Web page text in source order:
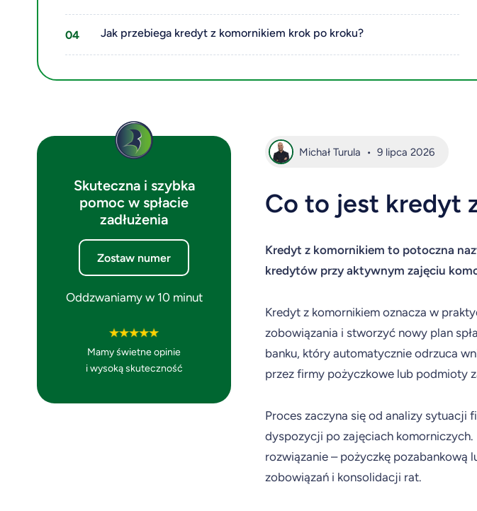
Jak przebiega kredyt z komornikiem krok po kroku?
Skuteczna i szybka
pomoc w spłacie
zadłużenia
Zostaw numer
Oddzwaniamy w 10 minut
Mamy świetne opinie
i wysoką skuteczność
Michał Turula • 9 lipca 2026
Co to jest kredyt
Kredyt z komornikiem to potoczna
kredytów przy aktywnym zajęciu
Kredyt z komornikiem oznacza w
zobowiązania i stworzyć nowy plan
banku, który automatycznie odrzuca
przez firmy pożyczkowe lub podmioty
Proces zaczyna się od analizy
dyspozycji po zajęciach
rozwiązanie – pożyczkę pozabankową
zobowiązań i konsolidacji rat.